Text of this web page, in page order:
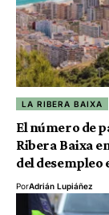
LA RIBERA BAIXA
El número de
Ribera Baixa
del desempleo
PorAdrián Lupiáñez